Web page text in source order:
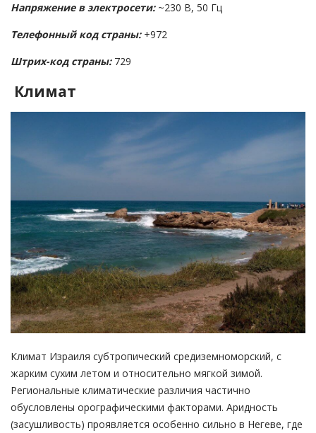
Напряжение в электросети: ~230 В, 50 Гц
Телефонный код страны: +972
Штрих-код страны: 729
Климат
Климат Израиля субтропический средиземноморский, с
жарким сухим летом и относительно мягкой зимой.
Региональные климатические различия частично
обусловлены орографическими факторами. Аридность
(засушливость) проявляется особенно сильно в Негеве, где